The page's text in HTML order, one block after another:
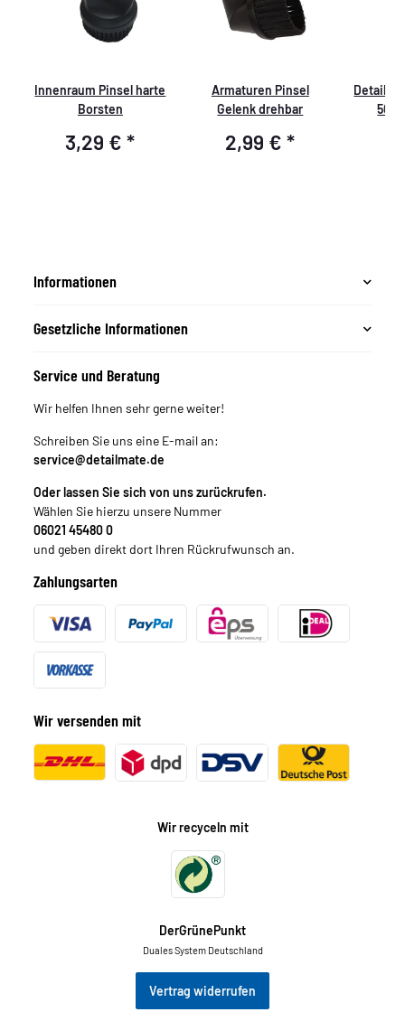
Innenraum Pinsel harte
Borsten
3,29 €*
Armaturen Pinsel
Gelenk drehbar
2,99 €*
Informationen
Gesetzliche Informationen
Service und Beratung
Wir helfen Ihnen sehr gerne weiter!
Schreiben Sie uns eine E-mail an:
service@detailmate.de
Oder lassen Sie sich von uns zurückrufen.
Wählen Sie hierzu unsere Nummer
06021 45480 0
und geben direkt dort Ihren Rückrufwunsch an.
Zahlungsarten
Wir versenden mit
Wir recyceln mit
DerGrünePunkt
Duales System Deutschland
Vertrag widerrufen